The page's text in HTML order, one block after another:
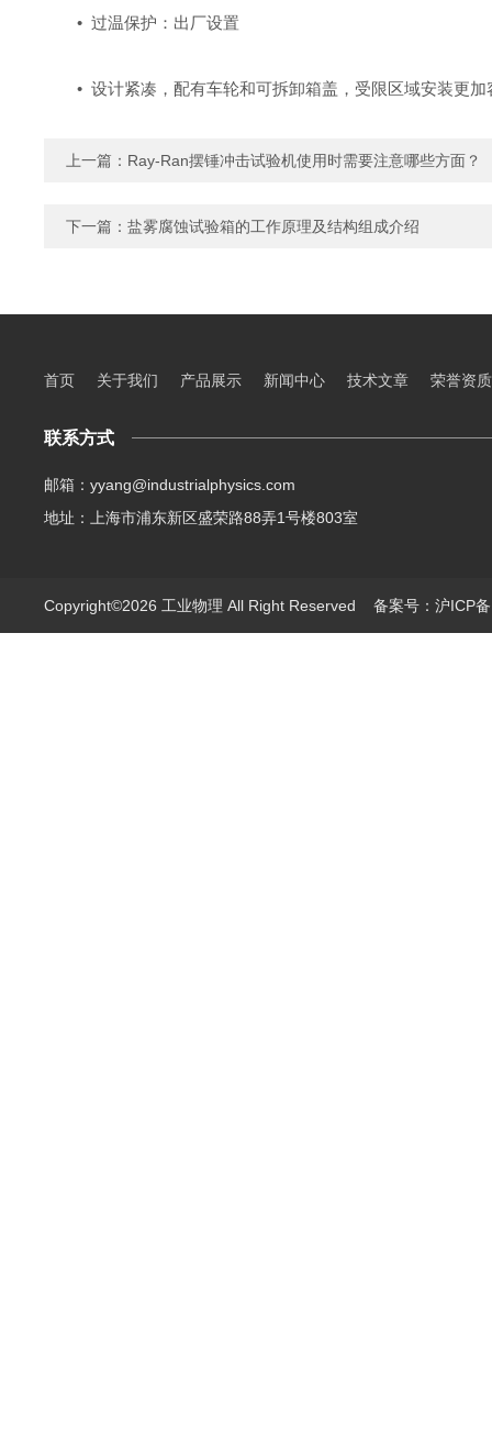
• 过温保护：出厂设置
• 设计紧凑，配有车轮和可拆卸箱盖，受限区域安装更加
上一篇： Ray-Ran摆锤冲击试验机使用时需要注意哪些方面？
下一篇： 盐雾腐蚀试验箱的工作原理及结构组成介绍
首页 关于我们 产品展示 新闻中心 技术文章 荣誉资质
联系方式
邮箱：yyang@industrialphysics.com
地址：上海市浦东新区盛荣路88弄1号楼803室
Copyright©2026 工业物理 All Right Reserved 备案号：沪ICP